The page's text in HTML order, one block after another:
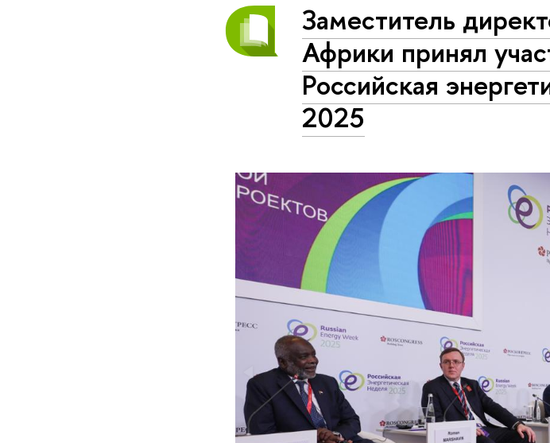
Заместитель
Африки принял
Российская
2025